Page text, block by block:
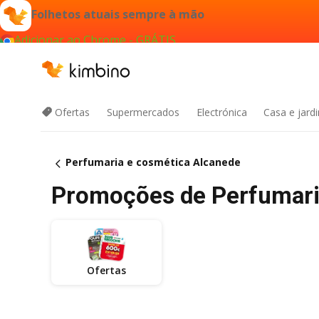
Folhetos atuais sempre à mão
Adicionar ao Chrome - GRÁTIS
Ofertas Supermercados Electrónica Casa e
Perfumaria e cosmética Alcanede
Promoções de
Ofertas